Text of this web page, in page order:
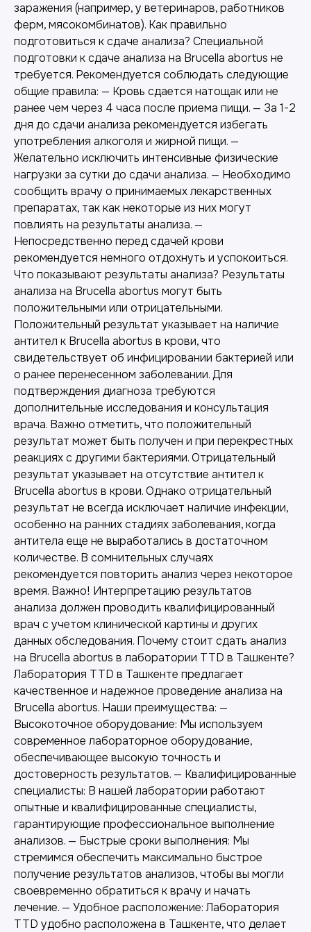
заражения (например, у ветеринаров, работников
ферм, мясокомбинатов). Как правильно
подготовиться к сдаче анализа? Специальной
подготовки к сдаче анализа на Brucella abortus не
требуется. Рекомендуется соблюдать следующие
общие правила: — Кровь сдается натощак или не
ранее чем через 4 часа после приема пищи. — За 1-2
дня до сдачи анализа рекомендуется избегать
употребления алкоголя и жирной пищи. —
Желательно исключить интенсивные физические
нагрузки за сутки до сдачи анализа. — Необходимо
сообщить врачу о принимаемых лекарственных
препаратах, так как некоторые из них могут
повлиять на результаты анализа. —
Непосредственно перед сдачей крови
рекомендуется немного отдохнуть и успокоиться.
Что показывают результаты анализа? Результаты
анализа на Brucella abortus могут быть
положительными или отрицательными.
Положительный результат указывает на наличие
антител к Brucella abortus в крови, что
свидетельствует об инфицировании бактерией или
о ранее перенесенном заболевании. Для
подтверждения диагноза требуются
дополнительные исследования и консультация
врача. Важно отметить, что положительный
результат может быть получен и при перекрестных
реакциях с другими бактериями. Отрицательный
результат указывает на отсутствие антител к
Brucella abortus в крови. Однако отрицательный
результат не всегда исключает наличие инфекции,
особенно на ранних стадиях заболевания, когда
антитела еще не выработались в достаточном
количестве. В сомнительных случаях
рекомендуется повторить анализ через некоторое
время. Важно! Интерпретацию результатов
анализа должен проводить квалифицированный
врач с учетом клинической картины и других
данных обследования. Почему стоит сдать анализ
на Brucella abortus в лаборатории TTD в Ташкенте?
Лаборатория TTD в Ташкенте предлагает
качественное и надежное проведение анализа на
Brucella abortus. Наши преимущества: —
Высокоточное оборудование: Мы используем
современное лабораторное оборудование,
обеспечивающее высокую точность и
достоверность результатов. — Квалифицированные
специалисты: В нашей лаборатории работают
опытные и квалифицированные специалисты,
гарантирующие профессиональное выполнение
анализов. — Быстрые сроки выполнения: Мы
стремимся обеспечить максимально быстрое
получение результатов анализов, чтобы вы могли
своевременно обратиться к врачу и начать
лечение. — Удобное расположение: Лаборатория
TTD удобно расположена в Ташкенте, что делает
Другие наши услуги